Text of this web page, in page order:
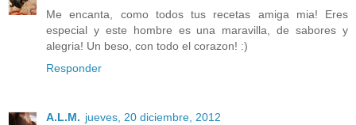
Me encanta, como todos tus recetas amiga mia! Eres
especial y este hombre es una maravilla, de sabores y
alegria! Un beso, con todo el corazon! :)
Responder
A.L.M. jueves, 20 diciembre, 2012